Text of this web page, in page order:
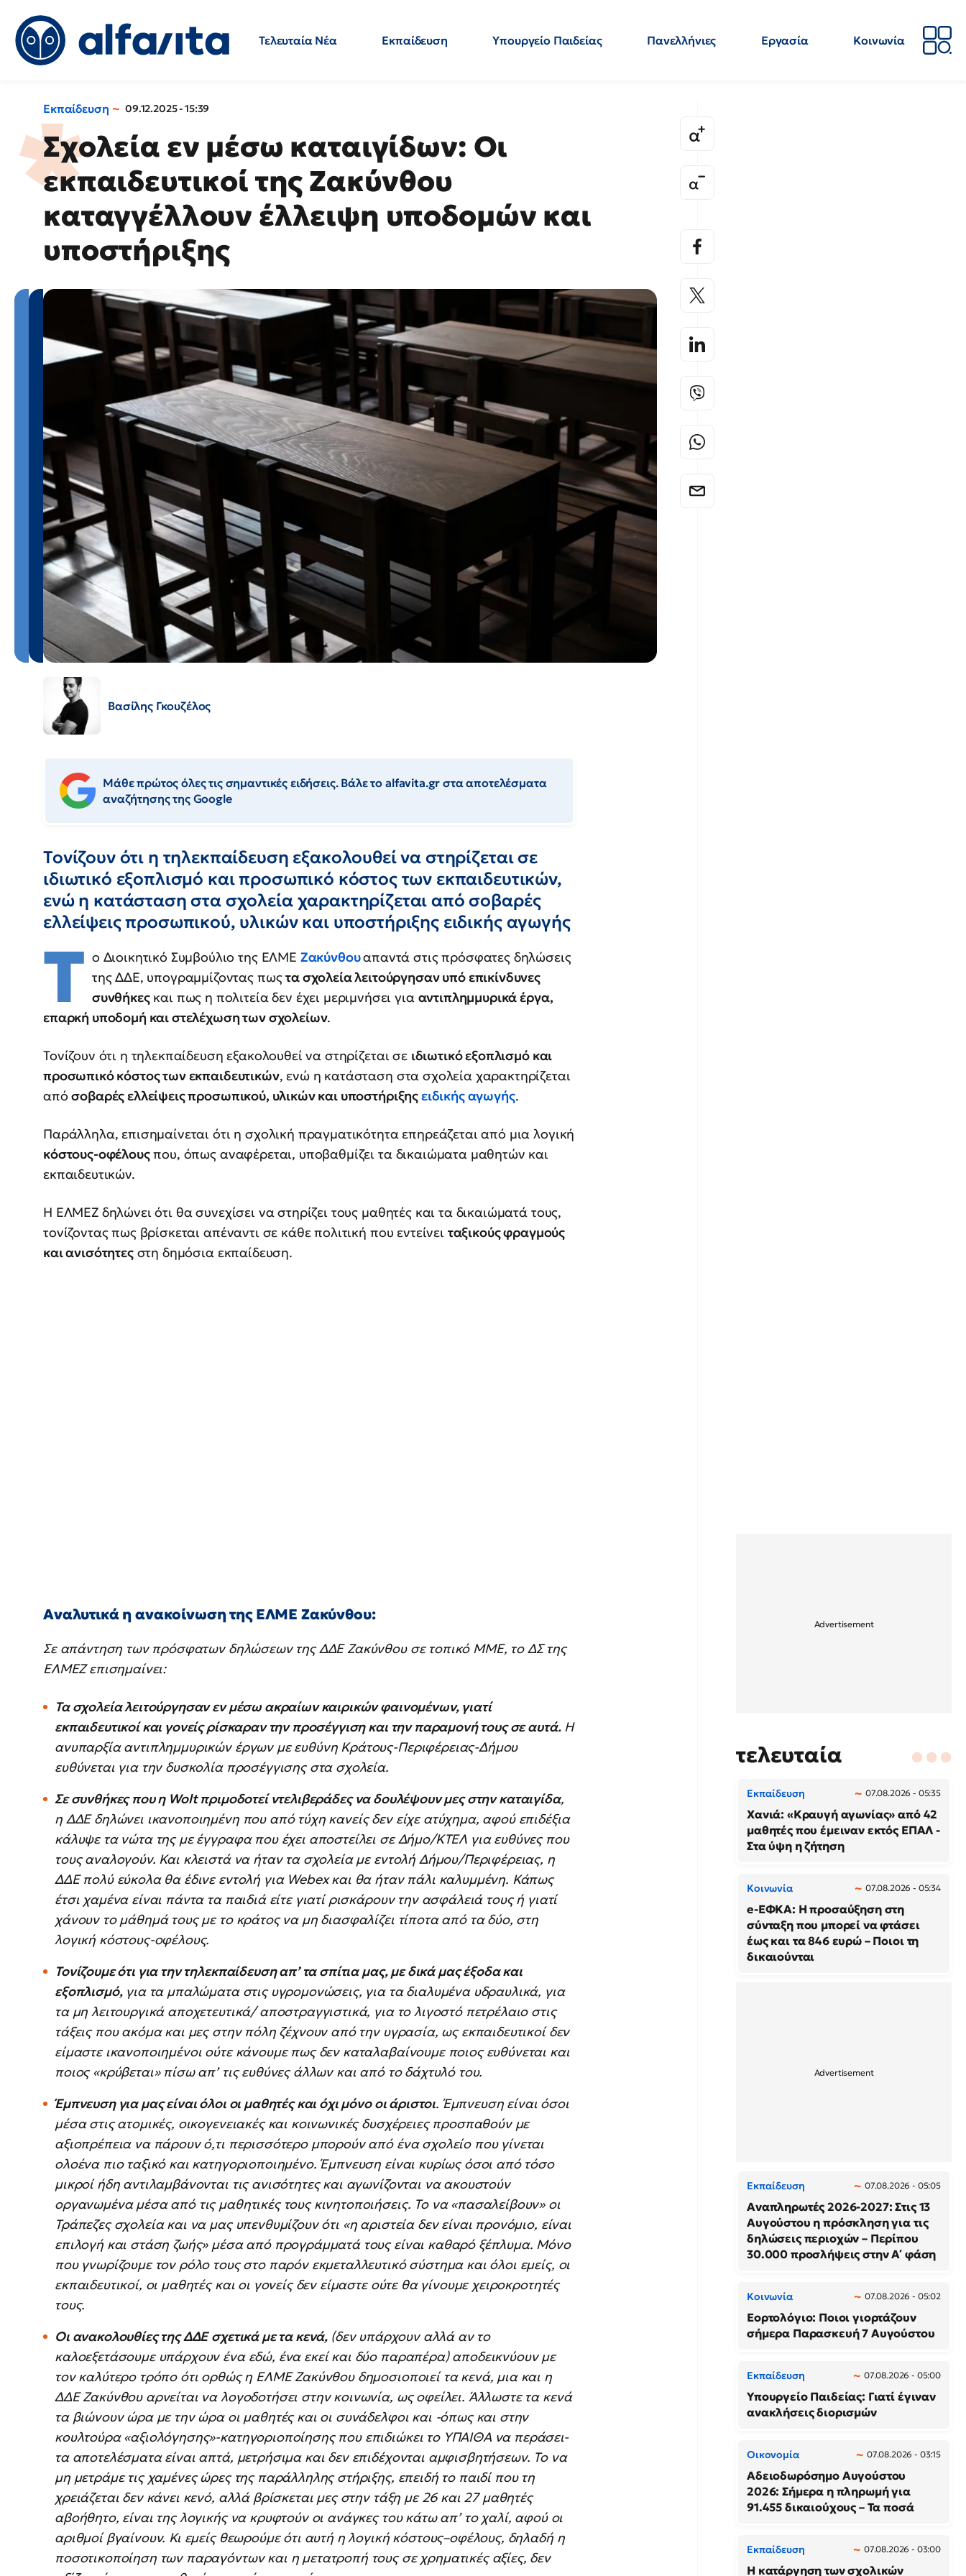
Τελευταία Νέα Εκπαίδευση Υπουργείο Παιδείας Πανελλήνιες Εργασία
Κοινωνία
Εκπαίδευση 09.12.2025 - 15:39
Σχολεία εν μέσω καταιγίδων: Οι
εκπαιδευτικοί της Ζακύνθου
καταγγέλλουν έλλειψη υποδομών και
υποστήριξης
Βασίλης Γκουζέλος
Μάθε πρώτος όλες τις σημαντικές ειδήσεις. Βάλε το alfavita.gr στα αποτελέσματα
αναζήτησης της Google
Τονίζουν ότι η τηλεκπαίδευση εξακολουθεί να στηρίζεται σε
ιδιωτικό εξοπλισμό και προσωπικό κόστος των εκπαιδευτικών,
ενώ η κατάσταση στα σχολεία χαρακτηρίζεται από σοβαρές
ελλείψεις προσωπικού, υλικών και υποστήριξης ειδικής αγωγής
Τ ο Διοικητικό Συμβούλιο της ΕΛΜΕ Ζακύνθουαπαντά στις πρόσφατες δηλώσεις
της ΔΔΕ, υπογραμμίζοντας πωςτα σχολεία λειτούργησαν υπό επικίνδυνες
συνθήκεςκαι πως η πολιτεία δεν έχει μεριμνήσει για αντιπλημμυρικά έργα,
επαρκή υποδομή και στελέχωση των σχολείων.
Τονίζουν ότι η τηλεκπαίδευση εξακολουθεί να στηρίζεται σε ιδιωτικό εξοπλισμό και
προσωπικό κόστος των εκπαιδευτικών, ενώ η κατάσταση στα σχολεία χαρακτηρίζεται
απόσοβαρές ελλείψεις προσωπικού, υλικών και υποστήριξηςειδικής αγωγής.
Παράλληλα, επισημαίνεται ότι η σχολική πραγματικότητα επηρεάζεται από μια λογική
κόστους-οφέλουςπου, όπως αναφέρεται, υποβαθμίζει τα δικαιώματα μαθητών και
εκπαιδευτικών.
Η ΕΛΜΕΖ δηλώνει ότι θα συνεχίσει να στηρίζει τους μαθητές και τα δικαιώματά τους,
τονίζοντας πως βρίσκεται απέναντι σε κάθε πολιτική που εντείνει ταξικούς φραγμούς
και ανισότητεςστη δημόσια εκπαίδευση.
Αναλυτικά η ανακοίνωση της ΕΛΜΕ Ζακύνθου:
Σε απάντηση των πρόσφατων δηλώσεων της ΔΔΕ Ζακύνθου σε τοπικό ΜΜΕ, το ΔΣ της
ΕΛΜΕΖ επισημαίνει:
Τα σχολεία λειτούργησαν εν μέσω ακραίων καιρικών φαινομένων, γιατί
εκπαιδευτικοί και γονείς ρίσκαραν την προσέγγιση και την παραμονή τους σε αυτά.Η
ανυπαρξία αντιπλημμυρικών έργων με ευθύνη Κράτους-Περιφέρειας-Δήμου
ευθύνεται για την δυσκολία προσέγγισης στα σχολεία.
Σε συνθήκες που η Wolt πριμοδοτεί ντελιβεράδες να δουλέψουν μες στην καταιγίδα,
η ΔΔΕ δηλώνει ικανοποιημένη που από τύχη κανείς δεν είχε ατύχημα, αφού επιδέξια
κάλυψε τα νώτα της με έγγραφα που έχει αποστείλει σε Δήμο/ΚΤΕΛ για ευθύνες που
τους αναλογούν. Και κλειστά να ήταν τα σχολεία με εντολή Δήμου/Περιφέρειας, η
ΔΔΕ πολύ εύκολα θα έδινε εντολή για Webex και θα ήταν πάλι καλυμμένη. Κάπως
έτσι χαμένα είναι πάντα τα παιδιά είτε γιατί ρισκάρουν την ασφάλειά τους ή γιατί
χάνουν το μάθημά τους με το κράτος να μη διασφαλίζει τίποτα από τα δύο, στη
λογική κόστους-οφέλους.
Τονίζουμε ότι για την τηλεκπαίδευση απ’ τα σπίτια μας, με δικά μας έξοδα και
εξοπλισμό,για τα μπαλώματα στις υγρομονώσεις, για τα διαλυμένα υδραυλικά, για
τα μη λειτουργικά αποχετευτικά/ αποστραγγιστικά, για το λιγοστό πετρέλαιο στις
τάξεις που ακόμα και μες στην πόλη ζέχνουν από την υγρασία, ως εκπαιδευτικοί δεν
είμαστε ικανοποιημένοι ούτε κάνουμε πως δεν καταλαβαίνουμε ποιος ευθύνεται και
ποιος «κρύβεται» πίσω απ’ τις ευθύνες άλλων και από το δάχτυλό του.
Έμπνευση για μας είναι όλοι οι μαθητές και όχι μόνο οι άριστοι. Έμπνευση είναι όσοι
μέσα στις ατομικές, οικογενειακές και κοινωνικές δυσχέρειες προσπαθούν με
αξιοπρέπεια να πάρουν ό,τι περισσότερο μπορούν από ένα σχολείο που γίνεται
ολοένα πιο ταξικό και κατηγοριοποιημένο. Έμπνευση είναι κυρίως όσοι από τόσο
μικροί ήδη αντιλαμβάνονται τις ανισότητες και αγωνίζονται να ακουστούν
οργανωμένα μέσα από τις μαθητικές τους κινητοποιήσεις. Το να «πασαλείβουν» οι
Τράπεζες σχολεία και να μας υπενθυμίζουν ότι «η αριστεία δεν είναι προνόμιο, είναι
επιλογή και στάση ζωής» μέσα από προγράμματά τους είναι καθαρό ξέπλυμα. Μόνο
που γνωρίζουμε τον ρόλο τους στο παρόν εκμεταλλευτικό σύστημα και όλοι εμείς, οι
εκπαιδευτικοί, οι μαθητές και οι γονείς δεν είμαστε ούτε θα γίνουμε χειροκροτητές
τους.
Οι ανακολουθίες της ΔΔΕ σχετικά με τα κενά, (δεν υπάρχουν αλλά αν το
καλοεξετάσουμε υπάρχουν ένα εδώ, ένα εκεί και δύο παραπέρα) αποδεικνύουν με
τον καλύτερο τρόπο ότι ορθώς η ΕΛΜΕ Ζακύνθου δημοσιοποιεί τα κενά, μια και η
ΔΔΕ Ζακύνθου αρνείται να λογοδοτήσει στην κοινωνία, ως οφείλει. Άλλωστε τα κενά
τα βιώνουν ώρα με την ώρα οι μαθητές και οι συνάδελφοι και -όπως και στην
κουλτούρα «αξιολόγησης»-κατηγοριοποίησης που επιδιώκει το ΥΠΑΙΘΑ να περάσει-
τα αποτελέσματα είναι απτά, μετρήσιμα και δεν επιδέχονται αμφισβητήσεων. Το να
μη μετράμε τις χαμένες ώρες της παράλληλης στήριξης, επειδή το παιδί που τη
χρειάζεται δεν κάνει κενό, αλλά βρίσκεται μες στην τάξη με 26 και 27 μαθητές
αβοήθητο, είναι της λογικής να κρυφτούν οι ανάγκες του κάτω απ’ το χαλί, αφού οι
αριθμοί βγαίνουν. Κι εμείς θεωρούμε ότι αυτή η λογική κόστους–οφέλους, δηλαδή η
ποσοτικοποίηση των παραγόντων και η μετατροπή τους σε χρηματικές αξίες, δεν
τελευταία
Εκπαίδευση 07.08.2026 - 05:35
Χανιά: «Κραυγή αγωνίας» από 42
μαθητές που έμειναν εκτός ΕΠΑΛ -
Στα ύψη η ζήτηση
Κοινωνία 07.08.2026 - 05:34
e-ΕΦΚΑ: Η προσαύξηση στη
σύνταξη που μπορεί να φτάσει
έως και τα 846 ευρώ – Ποιοι τη
δικαιούνται
Εκπαίδευση 07.08.2026 - 05:05
Αναπληρωτές 2026-2027: Στις 13
Αυγούστου η πρόσκληση για τις
δηλώσεις περιοχών – Περίπου
30.000 προσλήψεις στην Α΄ φάση
Κοινωνία 07.08.2026 - 05:02
Εορτολόγιο: Ποιοι γιορτάζουν
σήμερα Παρασκευή 7 Αυγούστου
Εκπαίδευση 07.08.2026 - 05:00
Υπουργείο Παιδείας: Γιατί έγιναν
ανακλήσεις διορισμών
Οικονομία 07.08.2026 - 03:15
Αδειοδωρόσημο Αυγούστου
2026: Σήμερα η πληρωμή για
91.455 δικαιούχους – Τα ποσά
Εκπαίδευση 07.08.2026 - 03:00
Η κατάργηση των σχολικών